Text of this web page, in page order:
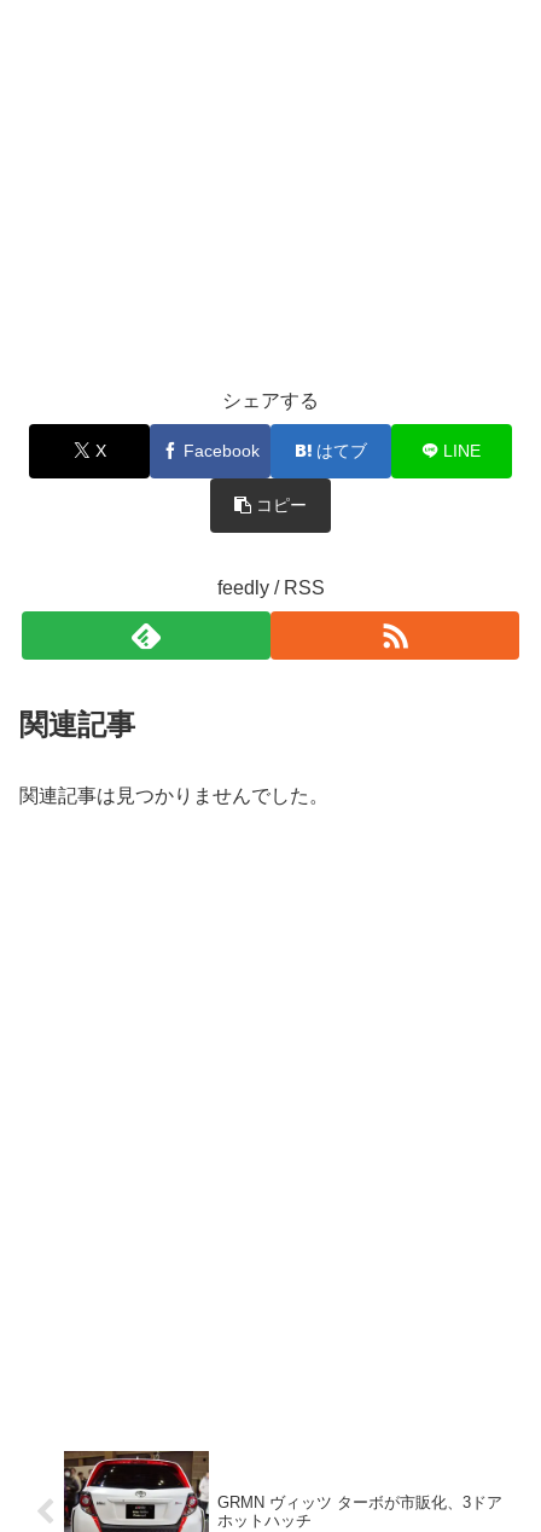
シェアする
X Facebook はてブ LINE
コピー
feedly / RSS
関連記事
関連記事は見つかりませんでした。
GRMN ヴィッツ ターボが市販化、3ドア
ホットハッチ